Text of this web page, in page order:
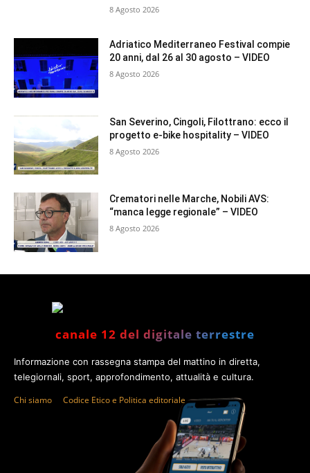
8 Agosto 2026
Adriatico Mediterraneo Festival compie
20 anni, dal 26 al 30 agosto – VIDEO
8 Agosto 2026
San Severino, Cingoli, Filottrano: ecco il
progetto e-bike hospitality – VIDEO
8 Agosto 2026
Crematori nelle Marche, Nobili AVS:
“manca legge regionale” – VIDEO
8 Agosto 2026
canale 12 del digitale terrestre
Informazione con rassegna stampa del mattino in diretta,
telegiornali, sport, approfondimento, attualità e cultura.
Chi siamo Codice Etico e Politica editoriale